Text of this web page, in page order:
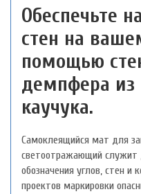
Обеспечьте
стен на
помощью
демпфера из
каучука.
Самоклеящийся мат для
светоотражающий
обозначения углов, стен и
проектов маркировки